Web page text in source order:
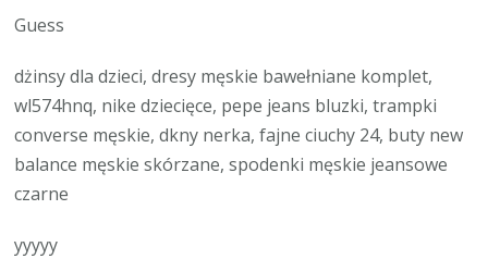
Guess
dżinsy dla dzieci, dresy męskie bawełniane komplet,
wl574hnq, nike dziecięce, pepe jeans bluzki, trampki
converse męskie, dkny nerka, fajne ciuchy 24, buty new
balance męskie skórzane, spodenki męskie jeansowe
czarne
yyyyy